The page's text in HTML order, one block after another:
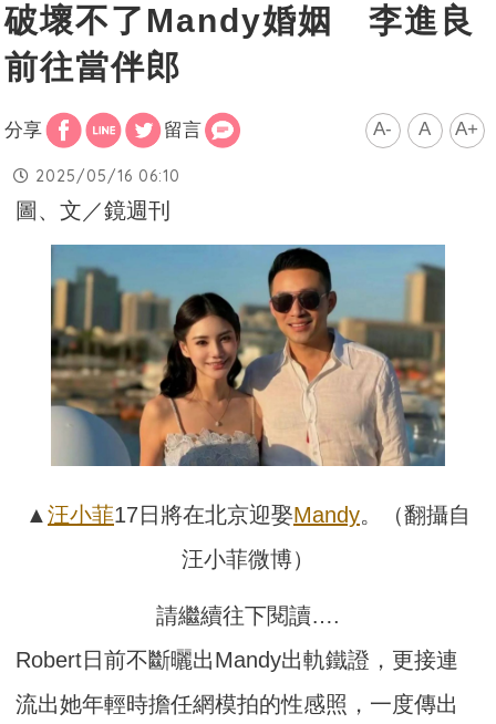
破壞不了Mandy婚姻 李進良
前往當伴郎
分享 留言 A- A A+
2025/05/16 06:10
圖、文／鏡週刊
▲汪小菲17日將在北京迎娶Mandy。（翻攝自
汪小菲微博）
請繼續往下閱讀….
Robert日前不斷曬出Mandy出軌鐵證，更接連
流出她年輕時擔任網模拍的性感照，一度傳出